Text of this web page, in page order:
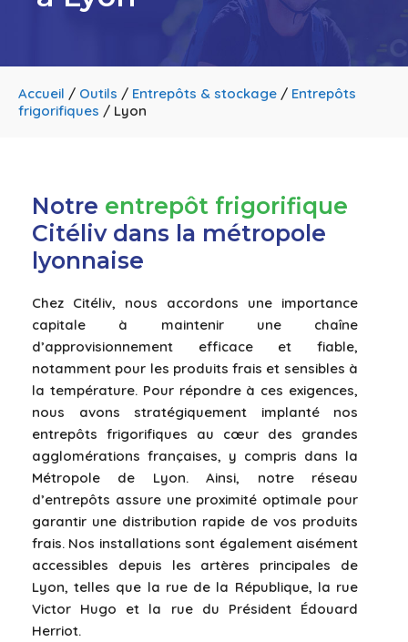
Accueil / Outils / Entrepôts & stockage / Entrepôts
frigorifiques / Lyon
Notre entrepôt frigorifique
Citéliv dans la métropole
lyonnaise
Chez Citéliv, nous accordons une importance
capitale à maintenir une chaîne
d’approvisionnement efficace et fiable,
notamment pour les produits frais et sensibles à
la température. Pour répondre à ces exigences,
nous avons stratégiquement implanté nos
entrepôts frigorifiques au cœur des grandes
agglomérations françaises, y compris dans la
Métropole de Lyon. Ainsi, notre réseau
d’entrepôts assure une proximité optimale pour
garantir une distribution rapide de vos produits
frais. Nos installations sont également aisément
accessibles depuis les artères principales de
Lyon, telles que la rue de la République, la rue
Victor Hugo et la rue du Président Édouard
Herriot.